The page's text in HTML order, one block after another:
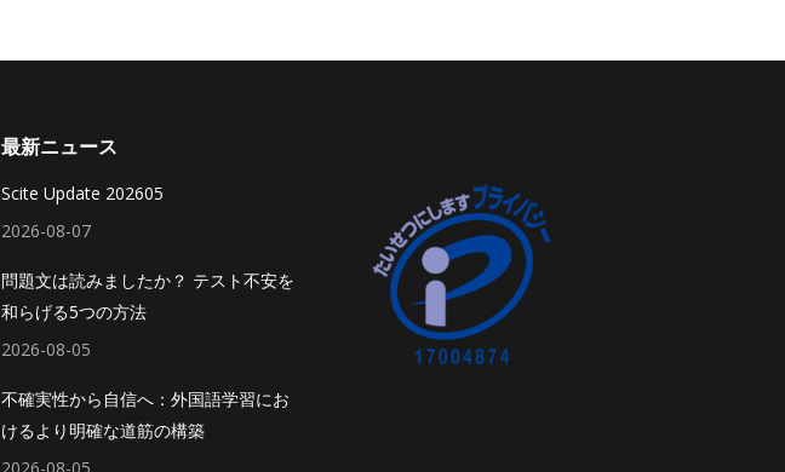
最新ニュース
Scite Update 202605
2026-08-07
問題文は読みましたか？ テスト不安を
和らげる5つの方法
2026-08-05
不確実性から自信へ：外国語学習にお
けるより明確な道筋の構築